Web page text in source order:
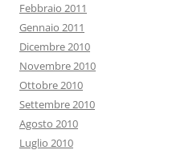
Febbraio 2011
Gennaio 2011
Dicembre 2010
Novembre 2010
Ottobre 2010
Settembre 2010
Agosto 2010
Luglio 2010